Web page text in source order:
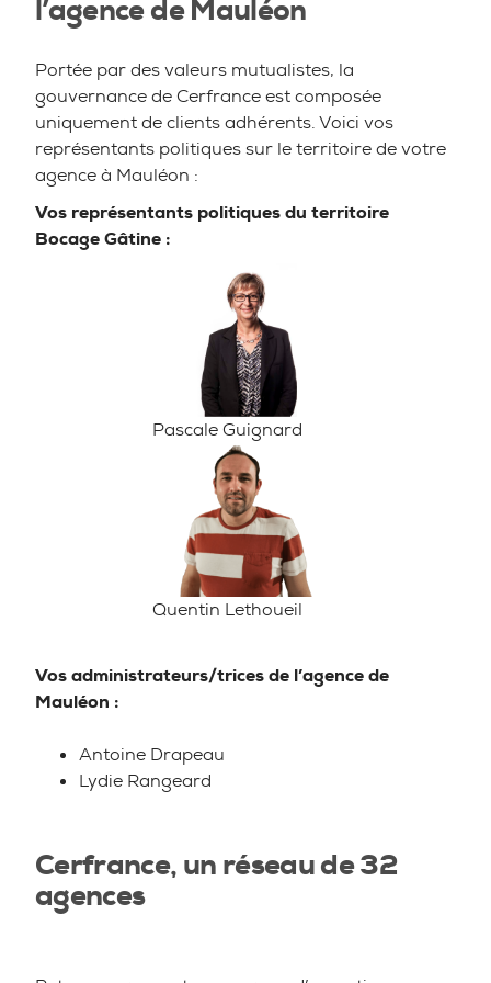
l’agence de Mauléon
Portée par des valeurs mutualistes, la
gouvernance de Cerfrance est composée
uniquement de clients adhérents. Voici vos
représentants politiques sur le territoire de votre
agence à Mauléon :
Vos représentants politiques du territoire
Bocage Gâtine :
Pascale Guignard
Quentin Lethoueil
Vos administrateurs/trices de l’agencede
Mauléon :
Antoine Drapeau
Lydie Rangeard
Cerfrance, un réseau de 32
agences